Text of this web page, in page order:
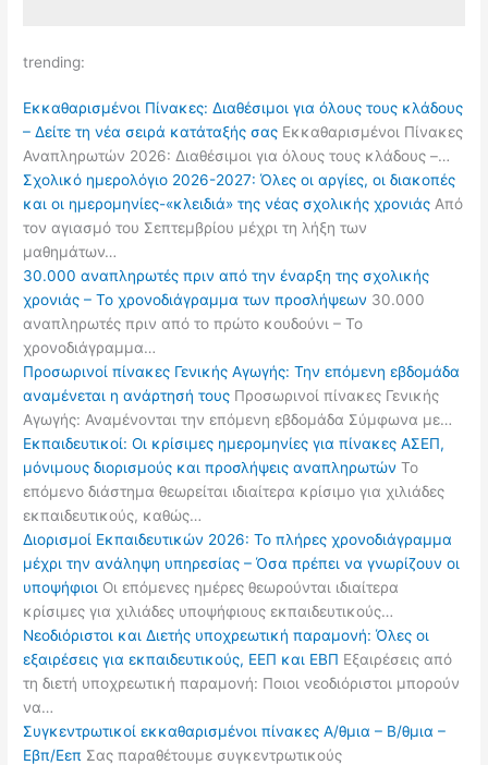
trending:
Εκκαθαρισμένοι Πίνακες: Διαθέσιμοι για όλους τους κλάδους
– Δείτε τη νέα σειρά κατάταξής σας Εκκαθαρισμένοι Πίνακες
Αναπληρωτών 2026: Διαθέσιμοι για όλους τους κλάδους –…
Σχολικό ημερολόγιο 2026-2027: Όλες οι αργίες, οι διακοπές
και οι ημερομηνίες-«κλειδιά» της νέας σχολικής χρονιάς Από
τον αγιασμό του Σεπτεμβρίου μέχρι τη λήξη των
μαθημάτων…
30.000 αναπληρωτές πριν από την έναρξη της σχολικής
χρονιάς – Το χρονοδιάγραμμα των προσλήψεων 30.000
αναπληρωτές πριν από το πρώτο κουδούνι – Το
χρονοδιάγραμμα…
Προσωρινοί πίνακες Γενικής Αγωγής: Την επόμενη εβδομάδα
αναμένεται η ανάρτησή τους Προσωρινοί πίνακες Γενικής
Αγωγής: Αναμένονται την επόμενη εβδομάδα Σύμφωνα με…
Εκπαιδευτικοί: Οι κρίσιμες ημερομηνίες για πίνακες ΑΣΕΠ,
μόνιμους διορισμούς και προσλήψεις αναπληρωτών Το
επόμενο διάστημα θεωρείται ιδιαίτερα κρίσιμο για χιλιάδες
εκπαιδευτικούς, καθώς…
Διορισμοί Εκπαιδευτικών 2026: Το πλήρες χρονοδιάγραμμα
μέχρι την ανάληψη υπηρεσίας – Όσα πρέπει να γνωρίζουν οι
υποψήφιοι Οι επόμενες ημέρες θεωρούνται ιδιαίτερα
κρίσιμες για χιλιάδες υποψήφιους εκπαιδευτικούς…
Νεοδιόριστοι και Διετής υποχρεωτική παραμονή: Όλες οι
εξαιρέσεις για εκπαιδευτικούς, ΕΕΠ και ΕΒΠ Εξαιρέσεις από
τη διετή υποχρεωτική παραμονή: Ποιοι νεοδιόριστοι μπορούν
να…
Συγκεντρωτικοί εκκαθαρισμένοι πίνακες Α/θμια – Β/θμια –
Εβπ/Εεπ Σας παραθέτουμε συγκεντρωτικούς